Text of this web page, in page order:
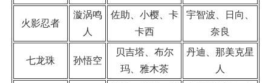
火影忍者
漩涡鸣
人
佐助、小樱、卡
卡西
宇智波、日向、
奈良
七龙珠 孙悟空
贝吉塔、布尔
玛、雅木茶
丹迪、那美克星
人